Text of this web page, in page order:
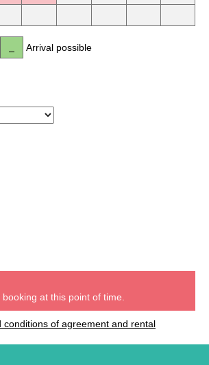
Arrival possible
at this point of time.
conditions of agreement and rental